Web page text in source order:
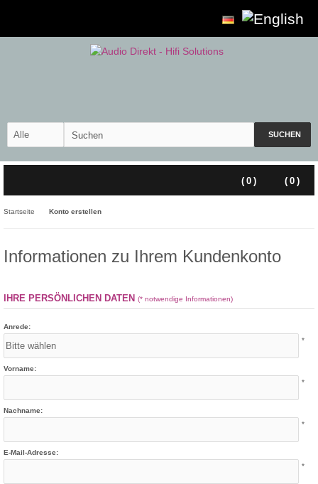
SUCHEN
( 0 )
( 0 )
Startseite Konto erstellen
Informationen zu Ihrem Kundenkonto
IHRE PERSÖNLICHEN DATEN (* notwendige Informationen)
Anrede:
*
Vorname:
*
Nachname:
*
E-Mail-Adresse:
*